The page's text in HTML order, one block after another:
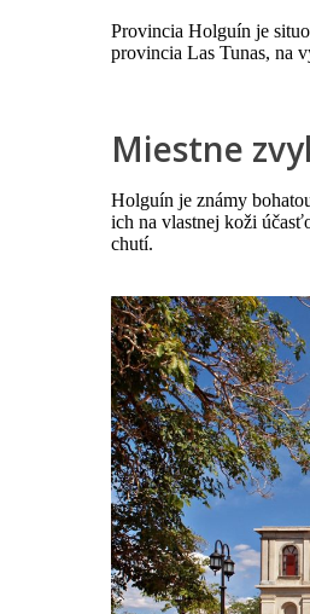
Provincia Holguín je
provincia Las Tunas, na
Miestne
Holguín je známy
ich na vlastnej koži
chutí.